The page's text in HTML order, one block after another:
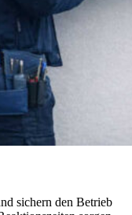
sichern den Betrieb